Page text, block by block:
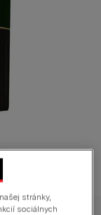
stránky,
sociálnych